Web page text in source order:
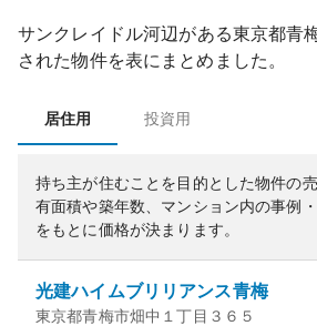
サンクレイドル河辺 がある東京都青
された物件を表にまとめました。
居住用 投資用
持ち主が住むことを目的とした物件の売
有面積や築年数、マンション内の事例
をもとに価格が決まります。
光建ハイムブリリアンス青梅
東京都青梅市畑中１丁目３６５